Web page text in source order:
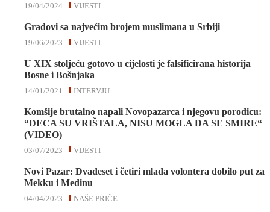
VIJESTI
19/04/2024
Gradovi sa najvećim brojem muslimana u Srbiji
VIJESTI
19/06/2023
U XIX stoljeću gotovo u cijelosti je falsificirana historija
Bosne i Bošnjaka
INTERVJU
14/01/2021
Komšije brutalno napali Novopazarca i njegovu porodicu:
“DECA SU VRIŠTALA, NISU MOGLA DA SE SMIRE“
(VIDEO)
VIJESTI
03/07/2023
Novi Pazar: Dvadeset i četiri mlada volontera dobilo put za
Mekku i Medinu
NAŠE PRIČE
04/04/2023